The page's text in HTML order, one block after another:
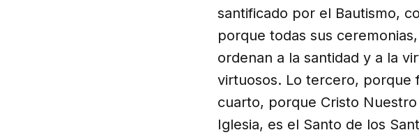
santificado por el Bautismo,
porque todas sus
ordenan a la santidad y a la
virtuosos. Lo tercero, porque
cuarto, porque Cristo
Iglesia, es el Santo de los